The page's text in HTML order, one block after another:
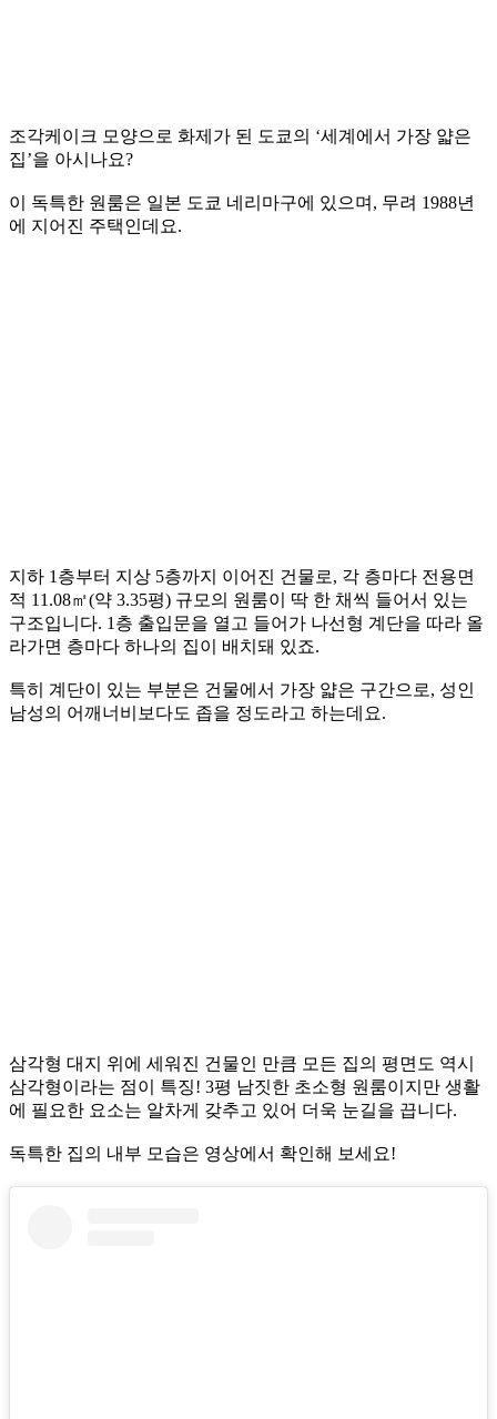
조각케이크 모양으로 화제가 된 도쿄의 ‘세계에서 가장 얇은
집’을 아시나요?
이 독특한 원룸은 일본 도쿄 네리마구에 있으며, 무려 1988년
에 지어진 주택인데요.
지하 1층부터 지상 5층까지 이어진 건물로, 각 층마다 전용면
적 11.08㎡(약 3.35평) 규모의 원룸이 딱 한 채씩 들어서 있는
구조입니다. 1층 출입문을 열고 들어가 나선형 계단을 따라 올
라가면 층마다 하나의 집이 배치돼 있죠.
특히 계단이 있는 부분은 건물에서 가장 얇은 구간으로, 성인
남성의 어깨너비보다도 좁을 정도라고 하는데요.
삼각형 대지 위에 세워진 건물인 만큼 모든 집의 평면도 역시
삼각형이라는 점이 특징! 3평 남짓한 초소형 원룸이지만 생활
에 필요한 요소는 알차게 갖추고 있어 더욱 눈길을 끕니다.
독특한 집의 내부 모습은 영상에서 확인해 보세요!